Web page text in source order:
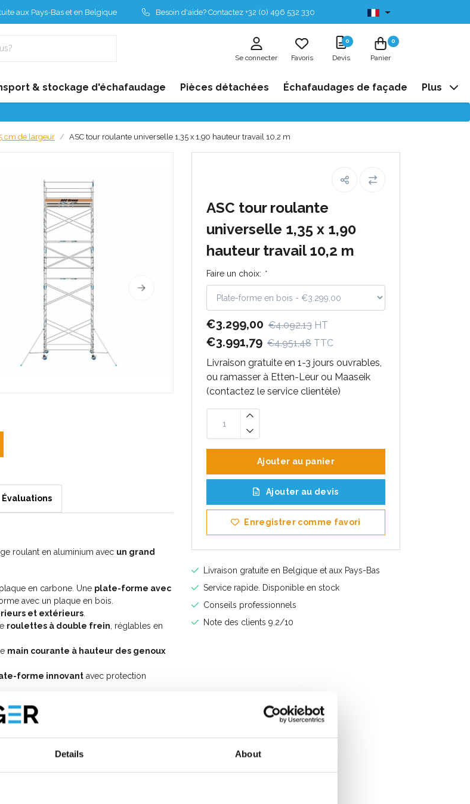
Details About
aux Pays-Bas et en Belgique Besoin d'aide? Contactez +32 (0) 496 532 330 Disponibles de stock
Se connecter Favoris
0
Devis
0
Panier
& stockage d'échafaudage Pièces détachées Échafaudages de façade Plus
cm de largeur ASC tour roulante universelle 1,35 x 1,90 hauteur travail 10,2 m
ASC tour roulante
universelle 1,35 x 1,90
hauteur travail 10,2 m
Faire un choix: *
€3.299,00 €4.092,13 HT
€3.991,79 €4.951,48 TTC
Livraison gratuite en 1-3 jours ouvrables,
ou ramasser à Etten-Leur ou Maaseik
(contactez le service clientèle)
Ajouter au panier
Ajouter au devis
Enregistrer comme favori
Livraison gratuite en Belgique et aux Pays-Bas
Service rapide. Disponible en stock
Conseils professionnels
Note des clients 9.2/10
Évaluations
roulant en aluminium avec un grand
en carbone. Une plate-forme avec
avec un plaque en bois.
et extérieurs
roulettes à double frein , réglables en
main courante à hauteur des genoux
forme innovant avec protection
.
pouvez étendre cet échafaudage roulant